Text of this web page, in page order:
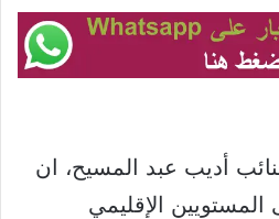
أديب عبد المسيح، ان
الإقليمي